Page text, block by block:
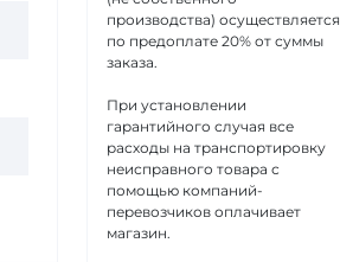
производства) осуществляется
по предоплате 20% от суммы
заказа.
При установлении
гарантийного случая все
расходы на транспортировку
неисправного товара с
помощью компаний-
перевозчиков оплачивает
магазин.